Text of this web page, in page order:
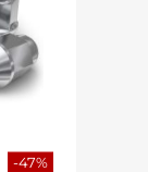
-47%